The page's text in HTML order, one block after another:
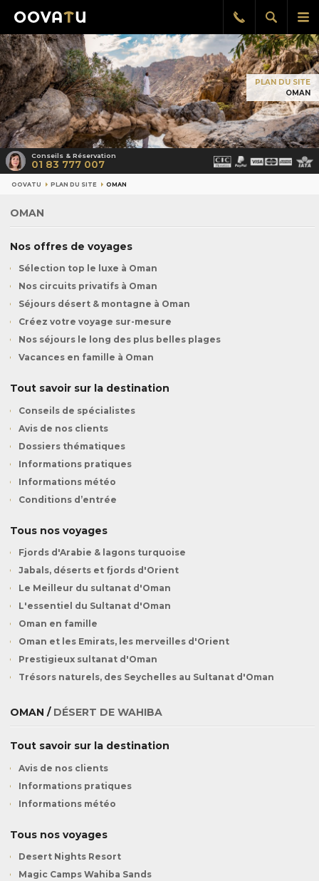
le
Afficher
la
Rappel
gratuit
PLAN DU SITE
OMAN
Conseils & Réservation
01 83 777 007
OOVATU PLAN DU SITE OMAN
OMAN
Nos offres de voyages
Sélection top le luxe à Oman
Nos circuits privatifs à Oman
Séjours désert & montagne à Oman
Créez votre voyage sur-mesure
Nos séjours le long des plus belles plages
Vacances en famille à Oman
Tout savoir sur la destination
Conseils de spécialistes
Avis de nos clients
Dossiers thématiques
Informations pratiques
Informations météo
Conditions d’entrée
Tous nos voyages
Fjords d'Arabie & lagons turquoise
Jabals, déserts et fjords d'Orient
Le Meilleur du sultanat d'Oman
L'essentiel du Sultanat d'Oman
Oman en famille
Oman et les Emirats, les merveilles d'Orient
Prestigieux sultanat d'Oman
Trésors naturels, des Seychelles au Sultanat d'Oman
OMAN / DÉSERT DE WAHIBA
Tout savoir sur la destination
Avis de nos clients
Informations pratiques
Informations météo
Tous nos voyages
Desert Nights Resort
Magic Camps Wahiba Sands